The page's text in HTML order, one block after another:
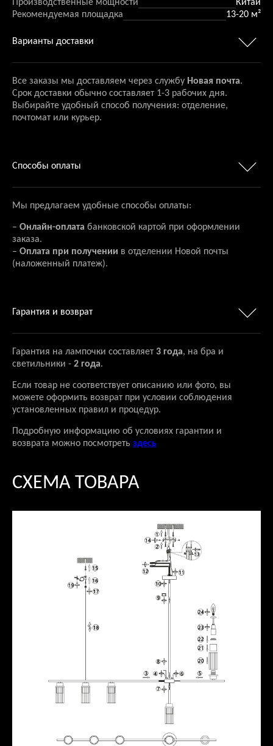
Производственные мощности
Китай
Рекомендуемая площадка
13-20 м²
Варианты доставки
Все заказы мы доставляем через службу Новая почта.
Срок доставки обычно составляет 1-3 рабочих дня.
Выбирайте удобный способ получения: отделение,
почтомат или курьер.
Способы оплаты
Мы предлагаем удобные способы оплаты:
– Онлайн-оплата банковской картой при оформлении
заказа.
– Оплата при получении в отделении Новой почты
(наложенный платеж).
Гарантия и возврат
Гарантия на лампочки составляет 3 года, на бра и
светильники - 2 года.
Если товар не соответствует описанию или фото, вы
можете оформить возврат при условии соблюдения
установленных правил и процедур.
Подробную информацию об условиях гарантии и
возврата можно посмотреть здесь
СХЕМА ТОВАРА